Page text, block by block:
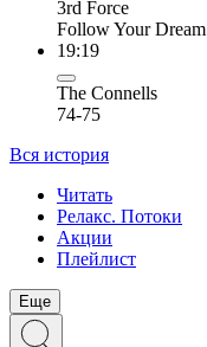
3rd Force
Follow Your Dream
19:19
The Connells
74-75
Вся история
Читать
Релакс. Потоки
Акции
Плейлист
Еще